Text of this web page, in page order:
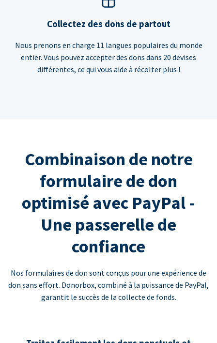
Collectez des dons de partout
Nous prenons en charge 11 langues populaires du monde
entier. Vous pouvez accepter des dons dans 20 devises
différentes, ce qui vous aide à récolter plus !
Combinaison de notre
formulaire de don
optimisé avec PayPal -
Une passerelle de
confiance
Nos formulaires de don sont conçus pour une expérience de
don sans effort. Donorbox, combiné à la puissance de PayPal,
garantit le succès de la collecte de fonds.